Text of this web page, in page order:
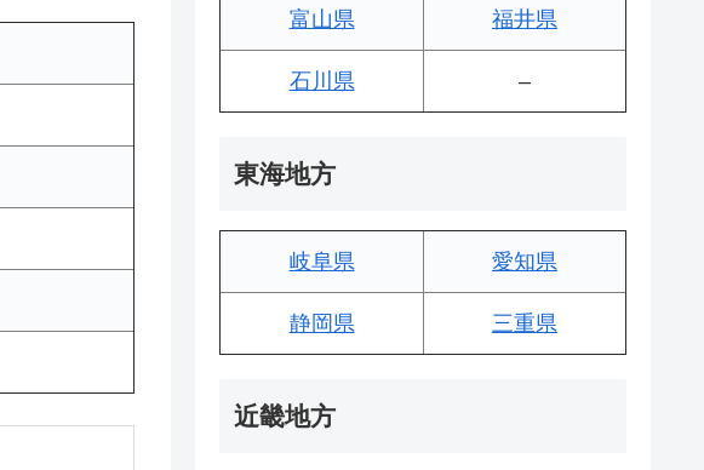
富山県 福井県
石川県 –
東海地方
岐阜県 愛知県
静岡県 三重県
近畿地方